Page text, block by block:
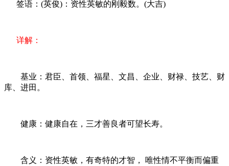
签语：(英俊)：资性英敏的刚毅数。(大吉)
详解：
基业：君臣、首领、福星、文昌、企业、财禄、技艺、财
库、进田。
健康：健康自在，三才善良者可望长寿。
含义：资性英敏，有奇特的才智， 唯性情不平衡而偏重